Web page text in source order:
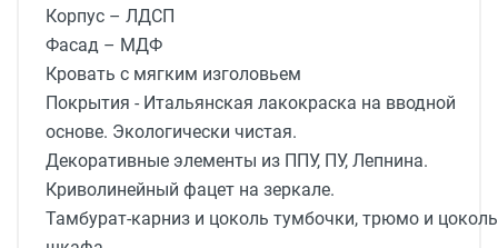
Корпус – ЛДСП
Фасад – МДФ
Кровать с мягким изголовьем
Покрытия - Итальянская лакокраска на вводной
основе. Экологически чистая.
Декоративные элементы из ППУ, ПУ, Лепнина.
Криволинейный фацет на зеркале.
Тамбурат-карниз и цоколь тумбочки, трюмо и цоколь